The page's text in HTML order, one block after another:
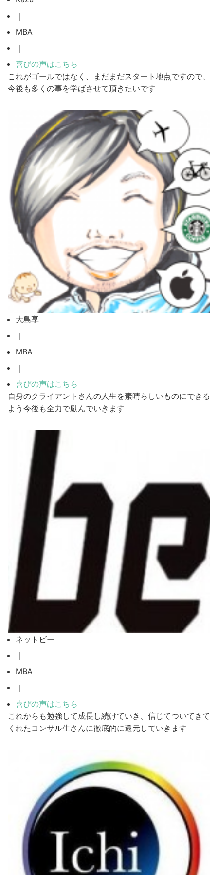
｜
MBA
｜
喜びの声はこちら
これがゴールではなく、まだまだスタート地点ですので、
今後も多くの事を学ばさせて頂きたいです
大島享
｜
MBA
｜
喜びの声はこちら
自身のクライアントさんの人生を素晴らしいものにできる
よう今後も全力で励んでいきます
ネットビー
｜
MBA
｜
喜びの声はこちら
これからも勉強して成長し続けていき、信じてついてきて
くれたコンサル生さんに徹底的に還元していきます